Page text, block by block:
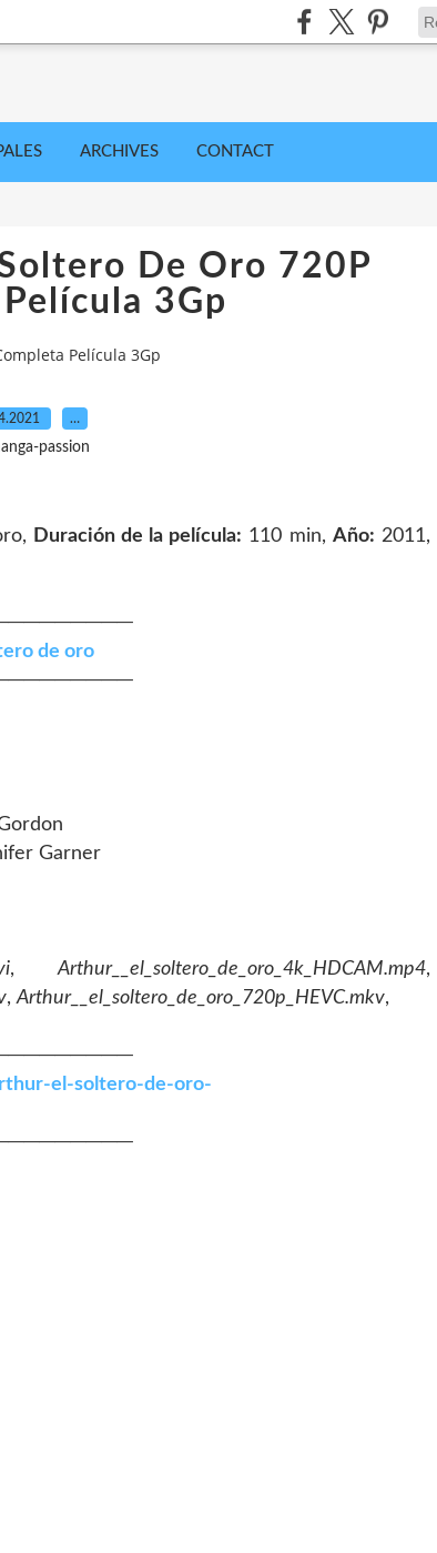
ARCHIVES CONTACT
De Oro 720P
3Gp
Película 3Gp
…
passion
Duración de la película: 110 min, Año: 2011,
de oro
Garner
,Arthur__el_soltero_de_oro_4k_HDCAM.mp4,
,Arthur__el_soltero_de_oro_720p_HEVC.mkv,
el-soltero-de-oro-